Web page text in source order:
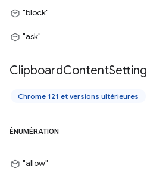
"block"
"ask"
ClipboardContentSetting
Chrome 121 et versions ultérieures
ÉNUMÉRATION
"allow"